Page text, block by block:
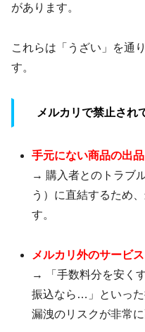
があります。
これらは「うざい」を通
す。
メルカリで禁止され
手元にない商品の出品
→ 購入者とのトラブ
う）に直結するため
す。
メルカリ外のサービ
→ 「手数料分を安く
振込なら…」といっ
漏洩のリスクが非常